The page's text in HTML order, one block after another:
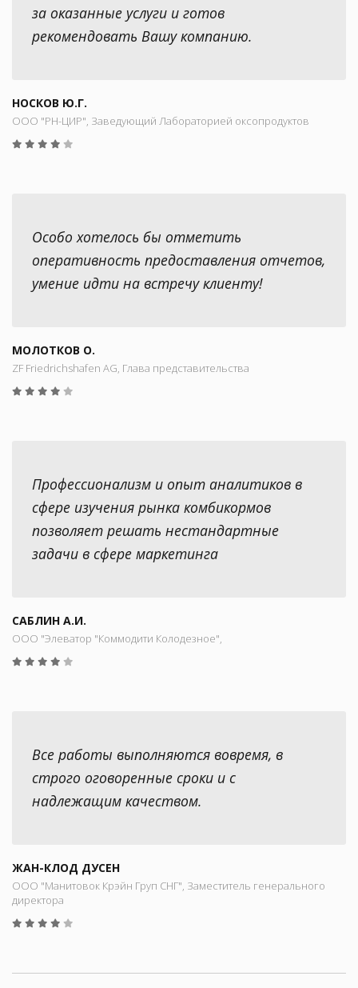
за оказанные услуги и готов
рекомендовать Вашу компанию.
НОСКОВ Ю.Г.
ООО "РН-ЦИР", Заведующий Лабораторией оксопродуктов
Особо хотелось бы отметить
оперативность предоставления отчетов,
умение идти на встречу клиенту!
МОЛОТКОВ О.
ZF Friedrichshafen AG, Глава представительства
Профессионализм и опыт аналитиков в
сфере изучения рынка комбикормов
позволяет решать нестандартные
задачи в сфере маркетинга
САБЛИН А.И.
ООО "Элеватор "Коммодити Колодезное",
Все работы выполняются вовремя, в
строго оговоренные сроки и с
надлежащим качеством.
ЖАН-КЛОД ДУСЕН
ООО "Манитовок Крэйн Груп СНГ", Заместитель генерального
директора